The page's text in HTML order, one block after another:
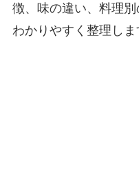
徴、味の違い、料理
わかりやすく整理しま